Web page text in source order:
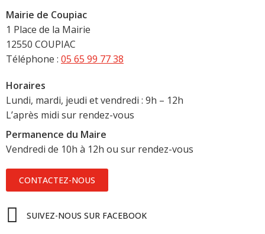
Mairie de Coupiac
1 Place de la Mairie
12550 COUPIAC
Téléphone : 05 65 99 77 38
Horaires
Lundi, mardi, jeudi et vendredi : 9h – 12h
L’après midi sur rendez-vous
Permanence du Maire
Vendredi de 10h à 12h ou sur rendez-vous
CONTACTEZ-NOUS
SUIVEZ-NOUS SUR FACEBOOK